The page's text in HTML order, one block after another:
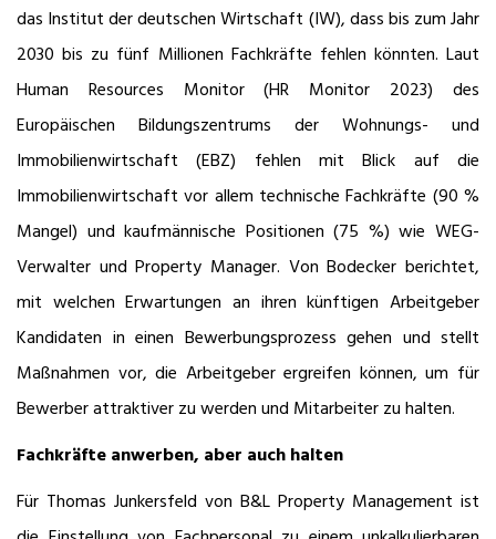
das Institut der deutschen Wirtschaft (IW), dass bis zum Jahr
2030 bis zu fünf Millionen Fachkräfte fehlen könnten. Laut
Human Resources Monitor (HR Monitor 2023) des
Europäischen Bildungszentrums der Wohnungs- und
Immobilienwirtschaft (EBZ) fehlen mit Blick auf die
Immobilienwirtschaft vor allem technische Fachkräfte (90 %
Mangel) und kaufmännische Positionen (75 %) wie WEG-
Verwalter und Property Manager. Von Bodecker berichtet,
mit welchen Erwartungen an ihren künftigen Arbeitgeber
Kandidaten in einen Bewerbungsprozess gehen und stellt
Maßnahmen vor, die Arbeitgeber ergreifen können, um für
Bewerber attraktiver zu werden und Mitarbeiter zu halten.
Fachkräfte anwerben, aber auch halten
Für Thomas Junkersfeld von B&L Property Management ist